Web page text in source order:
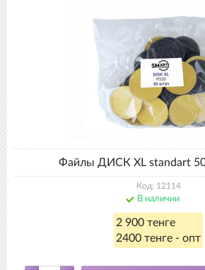
Файлы ДИСК XL standart
Код: 12114
В наличии
2 900 тенге
2400 тенге - опт